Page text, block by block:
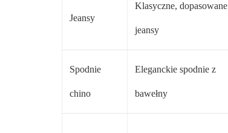
Jeansy
Klasyczne, dopasowane
jeansy
Spodnie
chino
Eleganckie spodnie z
bawełny